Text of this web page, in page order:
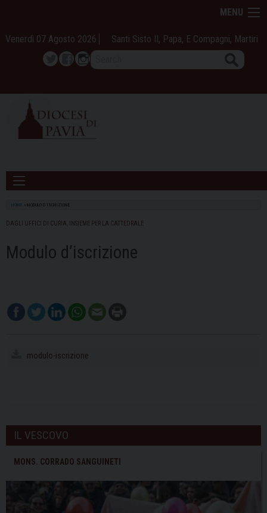
content
MENU
Venerdì 07 Agosto 2026 Santi Sisto II, Papa, E Compagni, Martiri
TwitterFacebook
Instagram
HOME MODULO D’ISCRIZIONE
DAGLI UFFICI DI CURIA INSIEME PER LA CATTEDRALE
Modulo d’iscrizione
modulo-iscrizione
IL VESCOVO
MONS. CORRADO SANGUINETI